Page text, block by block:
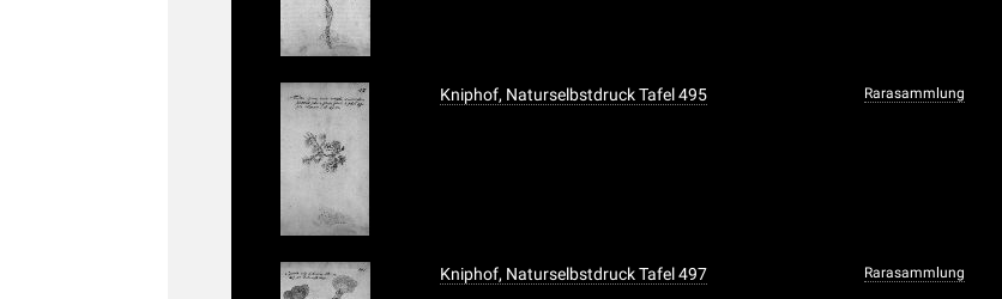
Kniphof, Naturselbstdruck Tafel 495 Rarasammlung
Kniphof, Naturselbstdruck Tafel 497 Rarasammlung